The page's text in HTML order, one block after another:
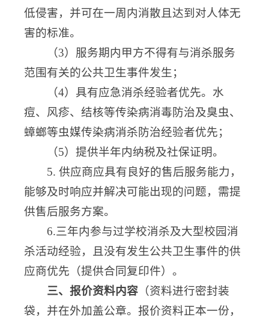
低侵害，并可在一周内消散且达到对人体无
害的标准。
（3）服务期内甲方不得有与消杀服务
范围有关的公共卫生事件发生；
（4）具有应急消杀经验者优先。水
痘、风疹、结核等传染病消毒防治及臭虫、
蟑螂等虫媒传染病消杀防治经验者优先；
（5）提供半年内纳税及社保证明。
5. 供应商应具有良好的售后服务能力，
能够及时响应并解决可能出现的问题，需提
供售后服务方案。
6.三年内参与过学校消杀及大型校园消
杀活动经验，且没有发生公共卫生事件的供
应商优先（提供合同复印件）。
三、报价资料内容（资料进行密封装
袋，并在外加盖公章。报价资料正本一份，